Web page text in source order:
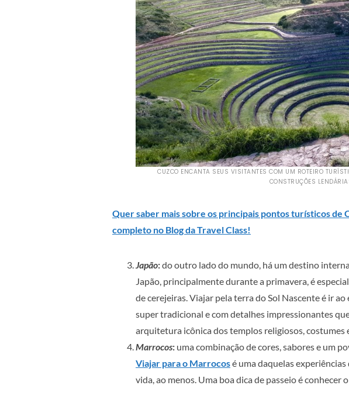
CUZCO ENCANTA SEUS VISITANTES COM UM ROTEIRO
CONSTRUÇÕES
Quer saber mais sobre os principais pontos turísticos de
completo no Blog da Travel Class!
Japão:do outro lado do mundo, há um destino
Japão, principalmente durante a primavera, é
de cerejeiras. Viajar pela terra do Sol Nascente é ir
super tradicional e com detalhes impressionantes
arquitetura icônica dos templos religiosos, costumes
Marrocos: uma combinação de cores, sabores e um
Viajar para o Marrocosé uma daquelas
vida, ao menos. Uma boa dica de passeio é conhecer